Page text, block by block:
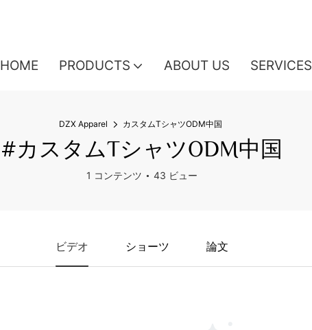
HOME PRODUCTS ABOUT US SERVICES
DZX Apparel カスタムTシャツODM中国
#カスタムTシャツODM中国
1 コンテンツ 43 ビュー
ビデオ ショーツ 論文